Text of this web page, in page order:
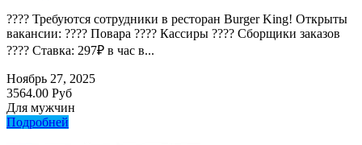
???? Требуются сотрудники в ресторан Burger King! Открыты
вакансии: ???? Повара ???? Кассиры ???? Сборщики заказов
???? Ставка: 297₽ в час в...
Ноябрь 27, 2025
3564.00 Руб
Для мужчин
Подробней